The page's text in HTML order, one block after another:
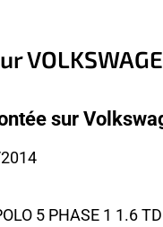
sur
5 PHASE 1 1.6